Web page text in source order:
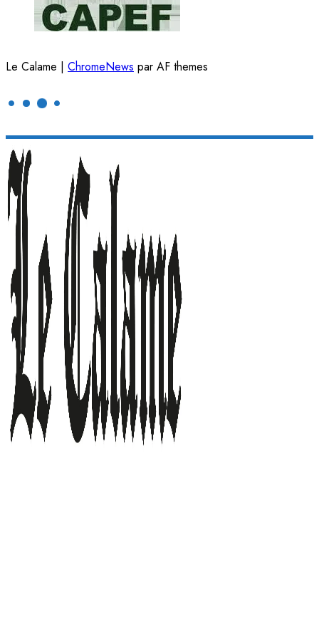
Le Calame | ChromeNews par AF themes